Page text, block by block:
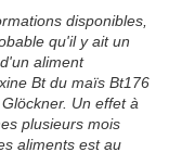
disponibles,
qu'il y ait un
aliment
Bt du maïs Bt176
Un effet à
plusieurs mois
aliments est au